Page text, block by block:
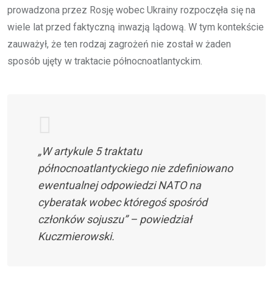
prowadzona przez Rosję wobec Ukrainy rozpoczęła się na
wiele lat przed faktyczną inwazją lądową. W tym kontekście
zauważył, że ten rodzaj zagrożeń nie został w żaden
sposób ujęty w traktacie północnoatlantyckim.
„W artykule 5 traktatu
północnoatlantyckiego nie zdefiniowano
ewentualnej odpowiedzi NATO na
cyberatak wobec któregoś spośród
członków sojuszu” – powiedział
Kuczmierowski.